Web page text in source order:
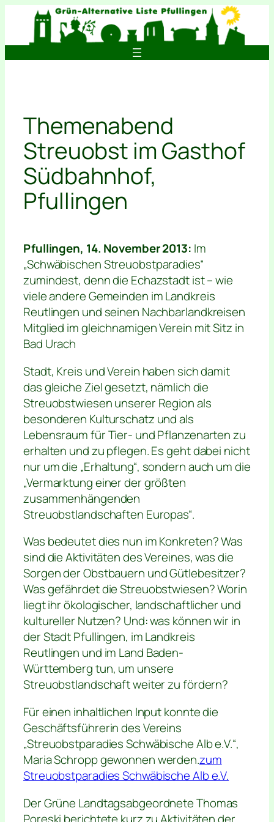
springen
Themenabend
Streuobst im Gasthof
Südbahnhof,
Pfullingen
Pfullingen, 14. November 2013: Im
„Schwäbischen Streuobstparadies“
zumindest, denn die Echazstadt ist – wie
viele andere Gemeinden im Landkreis
Reutlingen und seinen Nachbarlandkreisen
Mitglied im gleichnamigen Verein mit Sitz in
Bad Urach
Stadt, Kreis und Verein haben sich damit
das gleiche Ziel gesetzt, nämlich die
Streuobstwiesen unserer Region als
besonderen Kulturschatz und als
Lebensraum für Tier- und Pflanzenarten zu
erhalten und zu pflegen. Es geht dabei nicht
nur um die „Erhaltung“, sondern auch um die
„Vermarktung einer der größten
zusammenhängenden
Streuobstlandschaften Europas“.
Was bedeutet dies nun im Konkreten? Was
sind die Aktivitäten des Vereines, was die
Sorgen der Obstbauern und Gütlebesitzer?
Was gefährdet die Streuobstwiesen? Worin
liegt ihr ökologischer, landschaftlicher und
kultureller Nutzen? Und: was können wir in
der Stadt Pfullingen, im Landkreis
Reutlingen und im Land Baden-
Württemberg tun, um unsere
Streuobstlandschaft weiter zu fördern?
Für einen inhaltlichen Input konnte die
Geschäftsführerin des Vereins
„Streuobstparadies Schwäbische Alb e.V.“,
Maria Schropp gewonnen werden.zum
Streuobstparadies Schwäbische Alb e.V.
Der Grüne Landtagsabgeordnete Thomas